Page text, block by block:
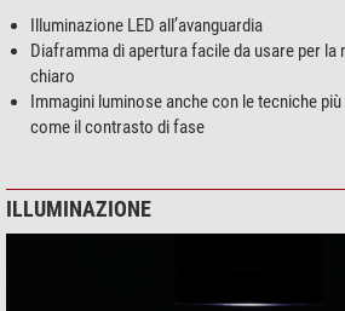
Illuminazione LED all’avanguardia
Diaframma di apertura facile da usare per la
chiaro
Immagini luminose anche con le tecniche
come il contrasto di fase
ILLUMINAZIONE